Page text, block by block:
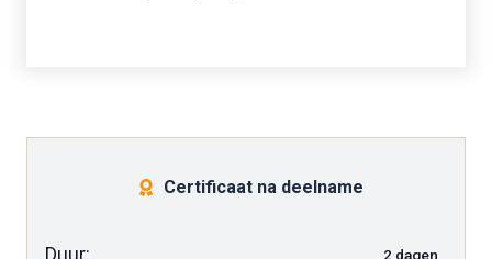
Certificaat na deelname
2 dagen